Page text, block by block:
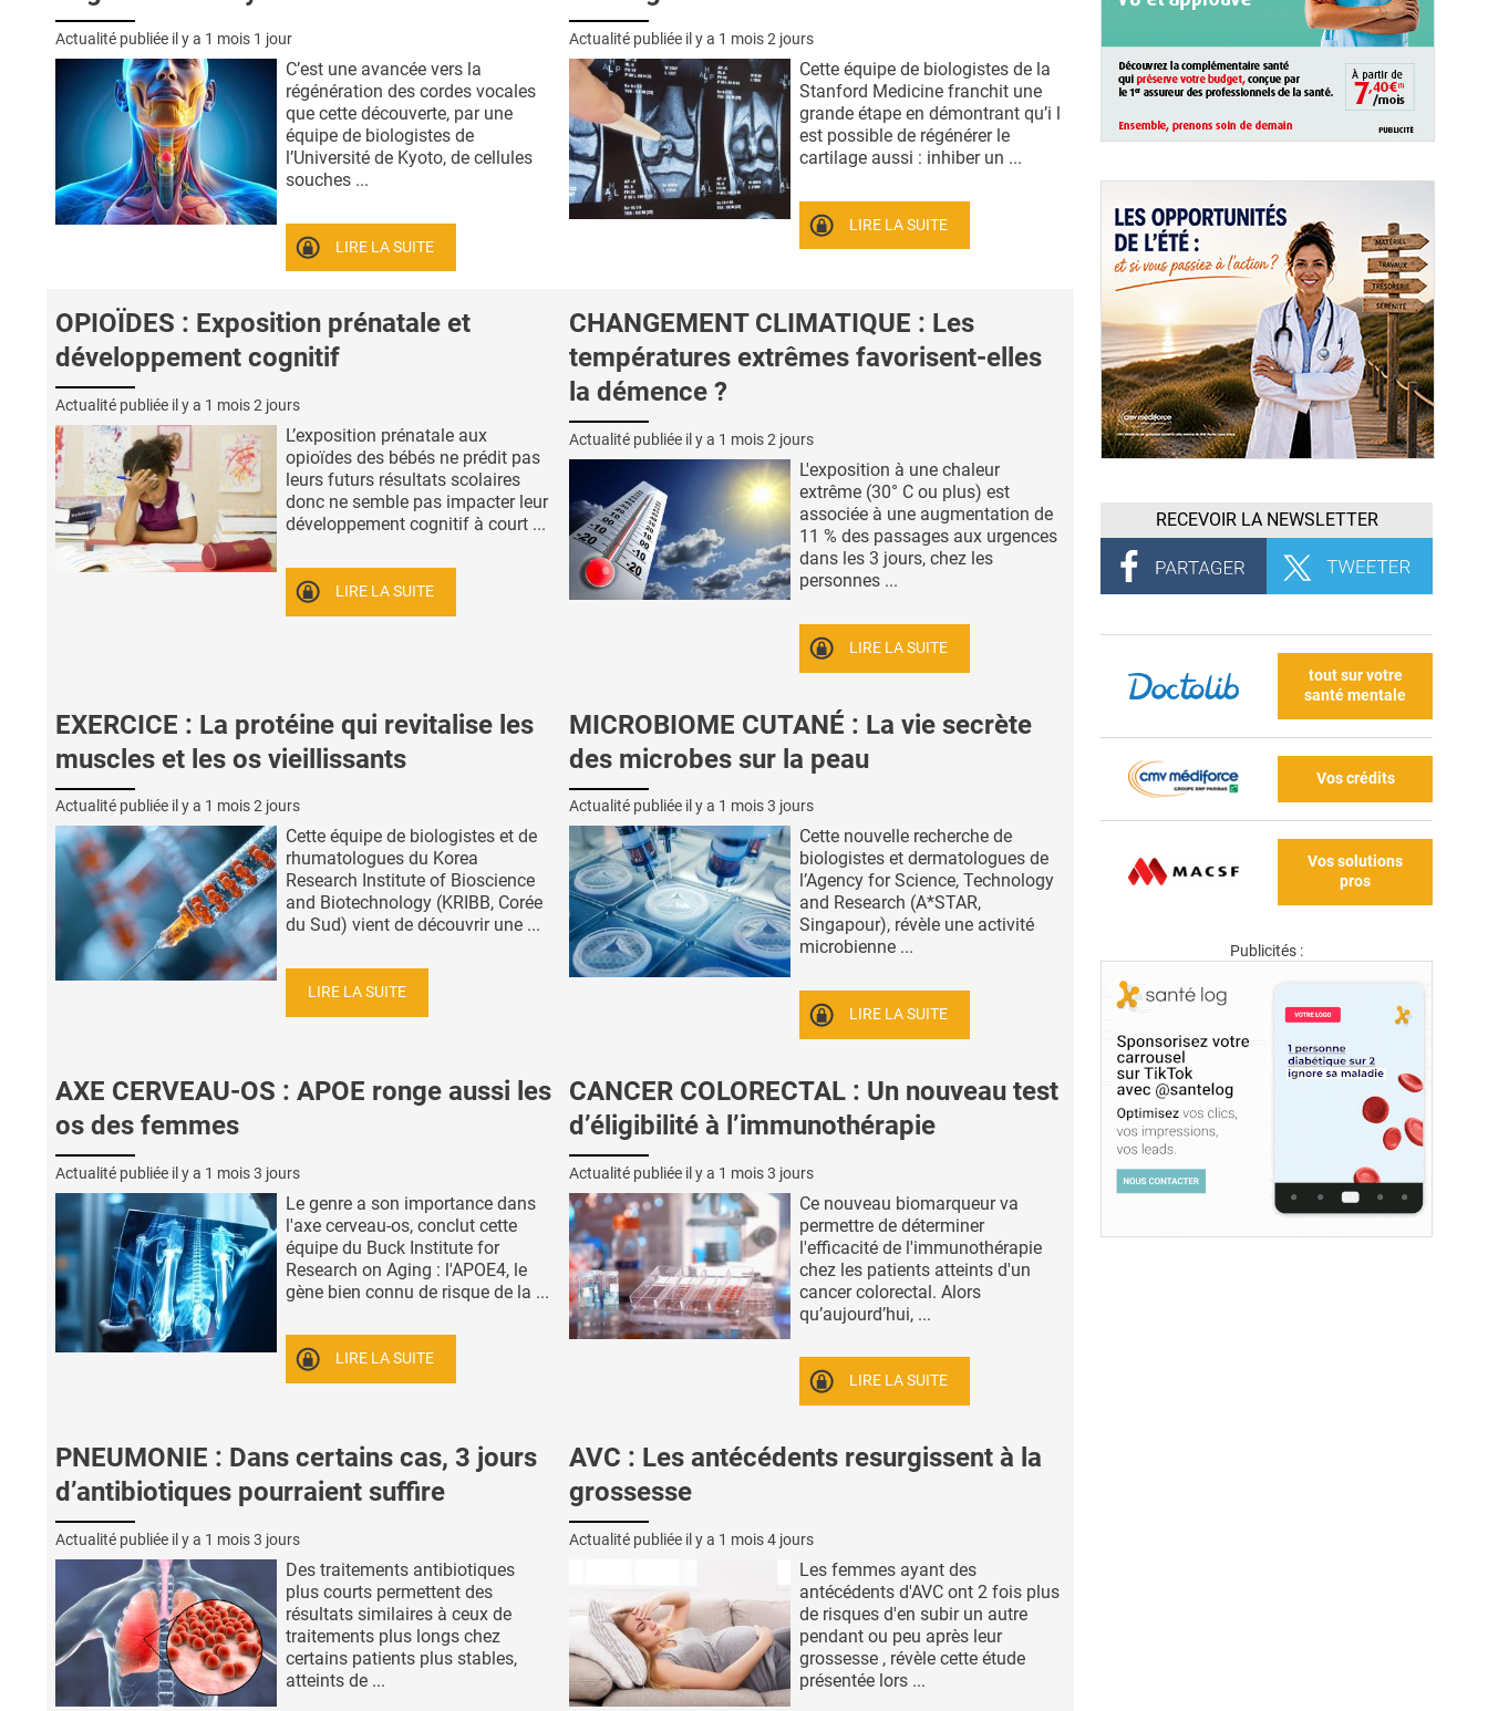
Actualité publiée il y a 1 mois 1 jour
C’est une avancée vers la
régénération des cordes vocales
que cette découverte, par une
équipe de biologistes de
l’Université de Kyoto, de cellules
souches ...
LIRE LA SUITE
Actualité publiée il y a 1 mois 2 jours
Cette équipe de biologistes de la
Stanford Medicine franchit une
grande étape en démontrant qu’i l
est possible de régénérer le
cartilage aussi : inhiber un ...
LIRE LA SUITE
OPIOÏDES : Exposition prénatale et
développement cognitif
Actualité publiée il y a 1 mois 2 jours
L’exposition prénatale aux
opioïdes des bébés ne prédit pas
leurs futurs résultats scolaires
donc ne semble pas impacter leur
développement cognitif à court ...
LIRE LA SUITE
CHANGEMENT CLIMATIQUE : Les
températures extrêmes favorisent-elles
la démence ?
Actualité publiée il y a 1 mois 2 jours
L'exposition à une chaleur
extrême (30° C ou plus) est
associée à une augmentation de
11 % des passages aux urgences
dans les 3 jours, chez les
personnes ...
LIRE LA SUITE
EXERCICE : La protéine qui revitalise les
muscles et les os vieillissants
Actualité publiée il y a 1 mois 2 jours
Cette équipe de biologistes et de
rhumatologues du Korea
Research Institute of Bioscience
and Biotechnology (KRIBB, Corée
du Sud) vient de découvrir une ...
LIRE LA SUITE
MICROBIOME CUTANÉ : La vie secrète
des microbes sur la peau
Actualité publiée il y a 1 mois 3 jours
Cette nouvelle recherche de
biologistes et dermatologues de
l’Agency for Science, Technology
and Research (A*STAR,
Singapour), révèle une activité
microbienne ...
LIRE LA SUITE
AXE CERVEAU-OS : APOE ronge aussi les
os des femmes
Actualité publiée il y a 1 mois 3 jours
Le genre a son importance dans
l'axe cerveau-os, conclut cette
équipe du Buck Institute for
Research on Aging : l'APOE4, le
gène bien connu de risque de la ...
LIRE LA SUITE
CANCER COLORECTAL : Un nouveau test
d’éligibilité à l’immunothérapie
Actualité publiée il y a 1 mois 3 jours
Ce nouveau biomarqueur va
permettre de déterminer
l'efficacité de l'immunothérapie
chez les patients atteints d'un
cancer colorectal. Alors
qu’aujourd’hui, ...
LIRE LA SUITE
PNEUMONIE : Dans certains cas, 3 jours
d’antibiotiques pourraient suffire
Actualité publiée il y a 1 mois 3 jours
Des traitements antibiotiques
plus courts permettent des
résultats similaires à ceux de
traitements plus longs chez
certains patients plus stables,
atteints de ...
AVC : Les antécédents resurgissent à la
grossesse
Actualité publiée il y a 1 mois 4 jours
Les femmes ayant des
antécédents d'AVC ont 2 fois plus
de risques d'en subir un autre
pendant ou peu après leur
grossesse , révèle cette étude
présentée lors ...
RECEVOIR LA NEWSLETTER
tout sur votre
santé mentale
Vos crédits
Vos solutions
pros
Publicités :